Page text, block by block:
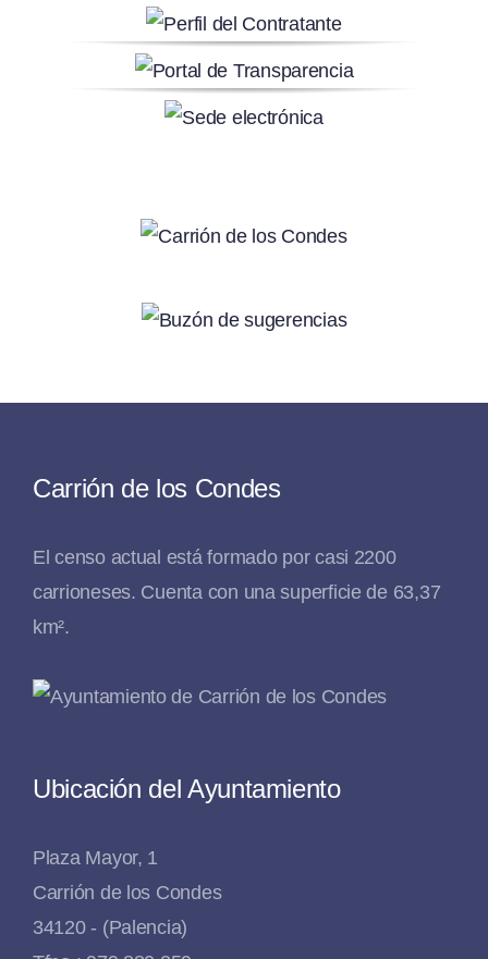
Carrión de los Condes
El censo actual está formado por casi 2200
carrioneses. Cuenta con una superficie de 63,37
km².
Ubicación del Ayuntamiento
Plaza Mayor, 1
Carrión de los Condes
34120 - (Palencia)